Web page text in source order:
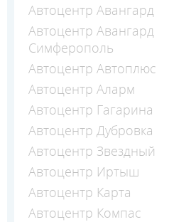
Автоцентр Авангард
Автоцентр Авангард
Симферополь
Автоцентр Автоплюс
Автоцентр Аларм
Автоцентр Гагарина
Автоцентр Дубровка
Автоцентр Звездный
Автоцентр Иртыш
Автоцентр Карта
Автоцентр Компас